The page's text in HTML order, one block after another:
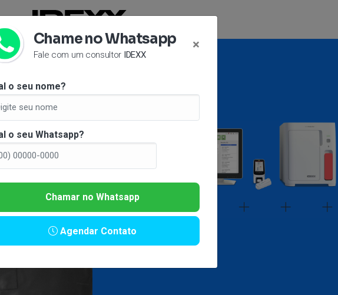
Chame no Whatsapp
Fale com um consultor IDEXX
×
o seu nome?
o seu Whatsapp?
Chamar no Whatsapp
Agendar Contato